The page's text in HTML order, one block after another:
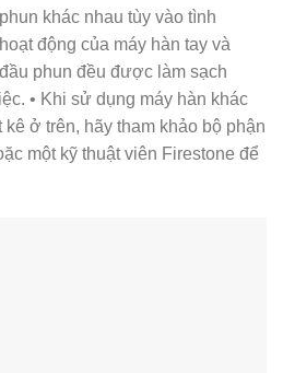
khác nhau tùy vào tình
động của máy hàn tay và
phun đều được làm sạch
• Khi sử dụng máy hàn khác
ở trên, hãy tham khảo bộ phận
một kỹ thuật viên Firestone để